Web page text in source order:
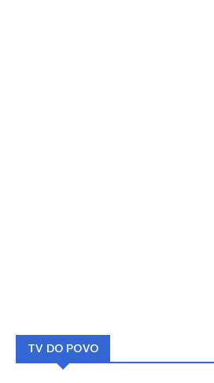
TV DO POVO